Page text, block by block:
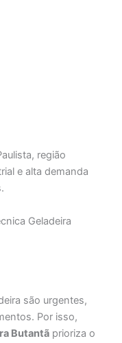
região
e alta demanda
Geladeira
são urgentes,
Por isso,
Butantã prioriza o